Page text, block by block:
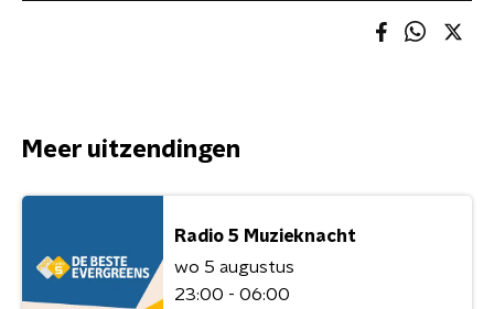
Meer uitzendingen
Radio 5 Muzieknacht
wo 5 augustus
23:00 - 06:00